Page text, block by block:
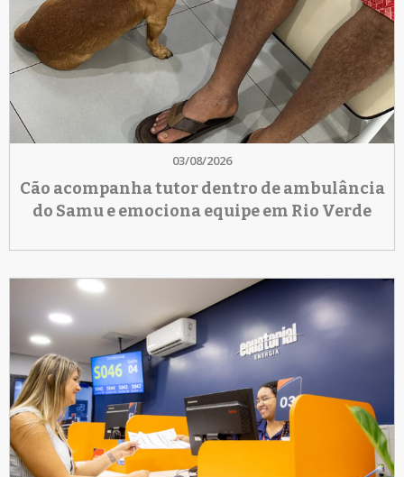
03/08/2026
Cão acompanha tutor dentro de ambulância
do Samu e emociona equipe em Rio Verde